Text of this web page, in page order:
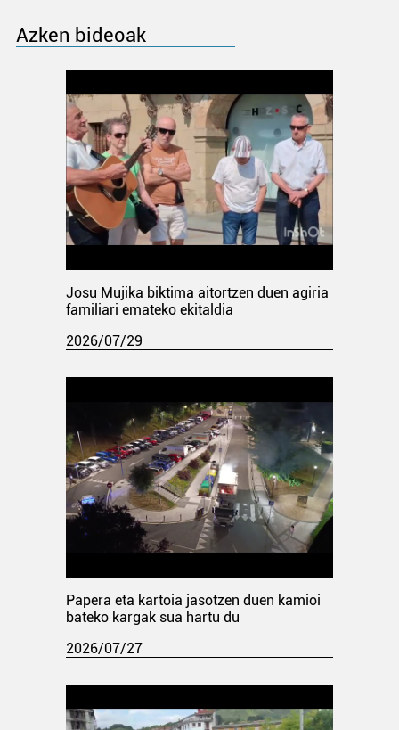
Azken bideoak
Josu Mujika biktima aitortzen duen agiria
familiari emateko ekitaldia
2026/07/29
Papera eta kartoia jasotzen duen kamioi
bateko kargak sua hartu du
2026/07/27